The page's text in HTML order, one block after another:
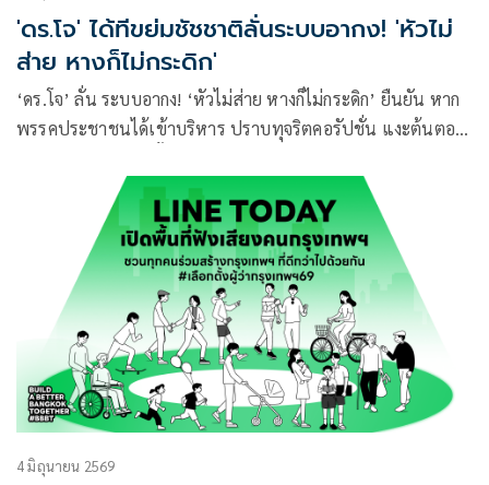
'ดร.โจ' ได้ทีขย่มชัชชาติลั่นระบบอากง! 'หัวไม่
ส่าย หางก็ไม่กระดิก'
‘ดร.โจ’ ลั่น ระบบอากง! ‘หัวไม่ส่าย หางก็ไม่กระดิก’ ยืนยัน หาก
พรรคประชาชนได้เข้าบริหาร ปราบทุจริตคอรัปชั่น แงะต้นตอ
ผลงานพิสูจน์แล้วด้วยแบรนด์พรรคส้ม
4 มิถุนายน 2569